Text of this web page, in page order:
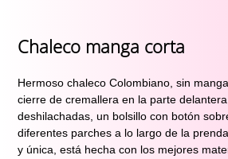
Chaleco manga corta
Hermoso chaleco Colombiano, sin
cierre de cremallera en la parte
deshilachadas, un bolsillo con botón
diferentes parches a lo largo de la
y única, está hecha con los mejores